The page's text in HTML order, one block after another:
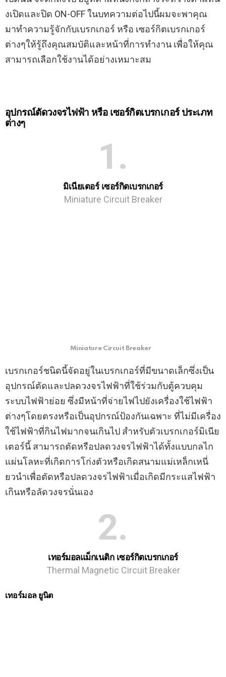
งเปิดและปิด ON-OFF ในบทความต่อไปนี้ผมจะพาคุณ
มาทําความรู้จักกับเบรกเกอร์ หรือ เซอร์กิตเบรกเกอร์
ต่างๆให้รู้ถึงคุณสมบัติและหน้าที่การทํางาน เพื่อให้คุณ
สามารถเลือกใช้งานได้อย่างเหมาะสม
อุปกรณ์ตัดวงจรไฟฟ้า หรือ เซอร์กิตเบรกเกอร์ ประเภท
ต่างๆ
1
มิเนียเตอร์ เซอร์กิตเบรกเกอร์
Miniature Circuit Breaker
Miniature Circuit Breaker
เบรกเกอร์ชนิดนี้จัดอยู่ในเบรกเกอร์ที่มีขนาดเล็กซึ่งเป็น
อุปกรณ์ตัดและปลดวงจรไฟฟ้าที่ใช้ร่วมกับตู้ควบคุม
ระบบไฟฟ้าย่อย ซึ่งมีหน้าที่จ่ายไฟไปยังเครื่องใช้ไฟฟ้า
ต่างๆโดยตรงหรือเป็นอุปกรณ์ป้องกันเฉพาะ ที่ไม่มีเครื่อง
ใช้ไฟฟ้าที่กินไฟมากจนเกินไป สําหรับตัวเบรกเกอร์มิเนีย
เตอร์นี้ สามารถตัดหรือปลดวงจรไฟฟ้าได้ทั้งแบบกลไก
แผ่นโลหะที่เกิดการโก่งตัวหรือเกิดสนามแม่เหล็กเหนี่
ยวนําเพื่อตัดหรือปลดวงจรไฟฟ้าเมื่อเกิดมีกระแสไฟฟ้า
เกินหรือลัดวงจรนั่นเอง
2
เทอร์มอลแม็กเนติก เซอร์กิตเบรกเกอร์
Thermal Magnetic Circuit Breaker
เทอร์มอล ยูนิต